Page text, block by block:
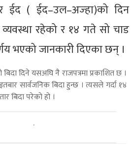
ईद ( ईद–उल–अज्हा)को दिन
व्यवस्था रहेको र १४ गते सो चाड
भएको जानकारी दिएका छन् ।
दिने यसअघि नै राजपत्रमा प्रकाशित छ ।
सार्वजनिक बिदा हुन्छ । त्यसले गर्दा १४
बिदा परेको हो ।